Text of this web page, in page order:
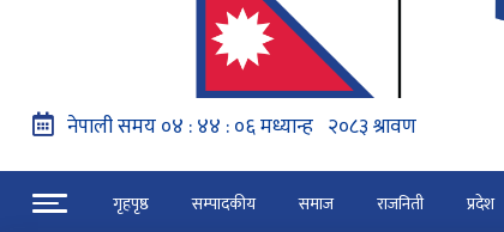
गृहपृष्ठ सम्पादकीय समाज राजनिती प्रदेश